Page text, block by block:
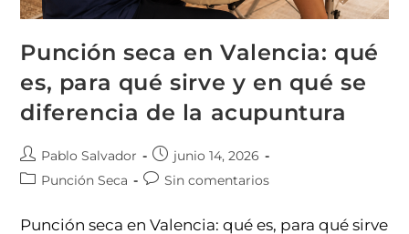
Punción seca en Valencia: qué
es, para qué sirve y en qué se
diferencia de la acupuntura
Pablo Salvador
junio 14, 2026
Punción Seca
Sin comentarios
Punción seca en Valencia: qué es, para qué sirve